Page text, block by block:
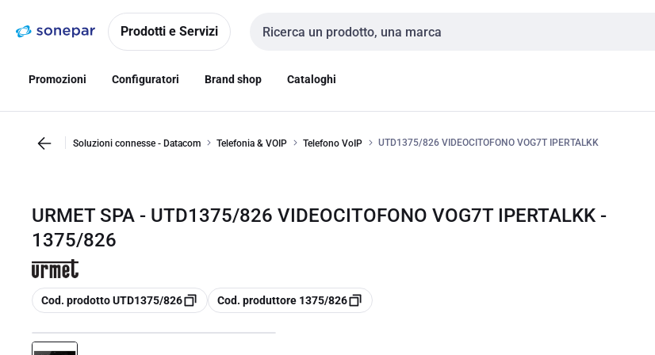
navigazionealla
Prodotti e Servizi
Cerca input
Promozioni Configuratori Brand shop Cataloghi
Soluzioni connesse - Datacom Telefonia & VOIP Telefono VoIP UTD1375/826 VIDEOCITOFONO VOG7T IPERTALKK
URMET SPA - UTD1375/826 VIDEOCITOFONO VOG7T IPERTALKK -
1375/826
copia
Cod. prodotto UTD1375/826 copia
Cod. produttore 1375/826